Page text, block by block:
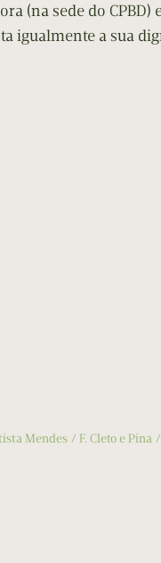
(na sede do CPBD)
igualmente a sua
Mendes F. Cleto e Pina